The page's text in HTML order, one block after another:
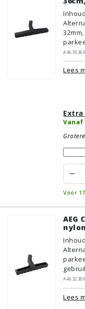
Inhoud
A4635360
Lees
Vanaf
Vóór
AEG
Inhoud
A4632300
Lees